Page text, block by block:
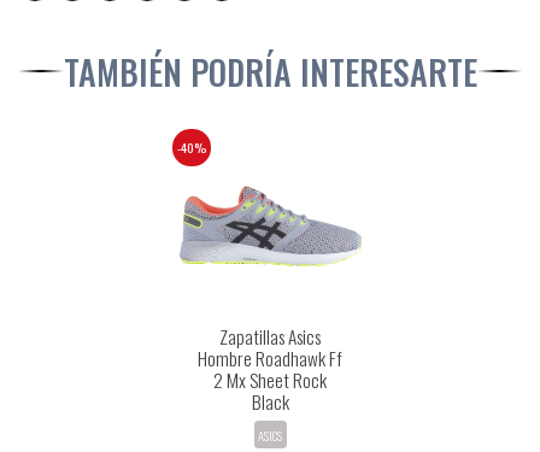
TAMBIÉN PODRÍA INTERESARTE
-40%
Zapatillas Asics
Hombre Roadhawk Ff
2 Mx Sheet Rock
Black
ASICS